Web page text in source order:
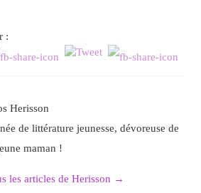
:
Herisson
de littérature jeunesse, dévoreuse de
maman !
les articles de Herisson →